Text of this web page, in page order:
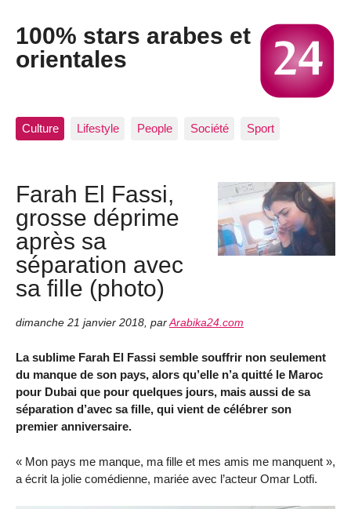
100% stars arabes et
orientales
Culture Lifestyle People Société Sport
Farah El Fassi,
grosse déprime
après sa
séparation avec
sa fille (photo)
dimanche 21 janvier 2018, parArabika24.com
La sublime Farah El Fassi semble souffrir non seulement
du manque de son pays, alors qu’elle n’a quitté le Maroc
pour Dubai que pour quelques jours, mais aussi de sa
séparation d’avec sa fille, qui vient de célébrer son
premier anniversaire.
« Mon pays me manque, ma fille et mes amis me manquent »,
a écrit la jolie comédienne, mariée avec l’acteur Omar Lotfi.